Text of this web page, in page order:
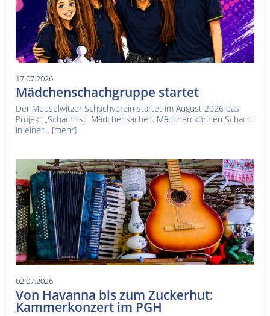
17.07.2026
Mädchenschachgruppe startet
Der Meuselwitzer Schachverein startet im August 2026 das
Projekt „Schach ist Mädchensache!“. Mädchen können Schach
in einer... [mehr]
02.07.2026
Von Havanna bis zum Zuckerhut:
Kammerkonzert im PGH